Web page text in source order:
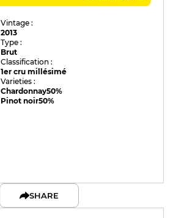
Vintage :
2013
Type :
Brut
Classification :
1er cru millésimé
Varieties :
Chardonnay50%
Pinot noir50%
SHARE